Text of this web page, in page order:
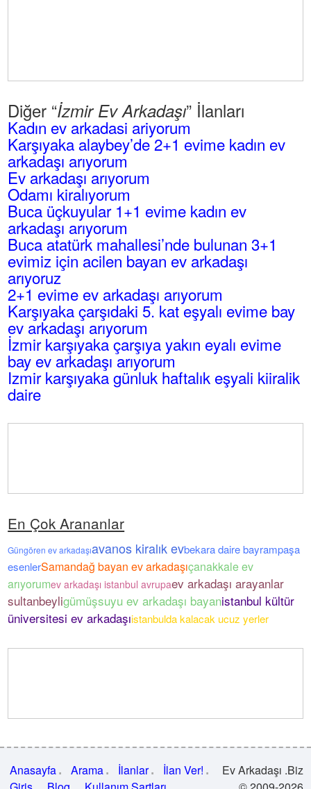
Diğer “İzmir Ev Arkadaşı” İlanları
Kadın ev arkadasi ariyorum
Karşıyaka alaybey’de 2+1 evime kadın ev
arkadaşı arıyorum
Ev arkadaşı arıyorum
Odamı kiralıyorum
Buca üçkuyular 1+1 evime kadın ev
arkadaşı arıyorum
Buca atatürk mahallesi’nde bulunan 3+1
evimiz için acilen bayan ev arkadaşı
arıyoruz
2+1 evime ev arkadaşı arıyorum
Karşıyaka çarşıdaki 5. kat eşyalı evime bay
ev arkadaşı arıyorum
İzmir karşıyaka çarşıya yakın eyalı evime
bay ev arkadaşı arıyorum
Izmir karşıyaka günluk haftalık eşyali kiiralik
daire
En Çok Arananlar
Güngören ev arkadaşıavanos kiralık evbekara daire bayrampaşa
esenlerSamandağ bayan ev arkadaşıçanakkale ev
arıyorumev arkadaşı istanbul avrupaev arkadaşı arayanlar
sultanbeyligümüşsuyu ev arkadaşı bayanistanbul kültür
üniversitesi ev arkadaşıistanbulda kalacak ucuz yerler
Anasayfa Arama İlanlar
İlan Ver!
Ev Arkadaşı .Biz